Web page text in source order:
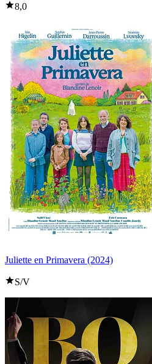
8,0
Juliette en Primavera (2024)
S/V